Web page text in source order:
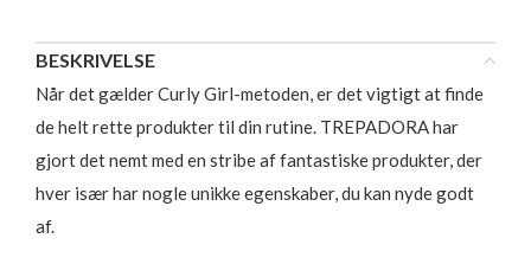
BESKRIVELSE
Når det gælder Curly Girl-metoden, er det vigtigt at finde
de helt rette produkter til din rutine. TREPADORA har
gjort det nemt med en stribe af fantastiske produkter, der
hver især har nogle unikke egenskaber, du kan nyde godt
af.